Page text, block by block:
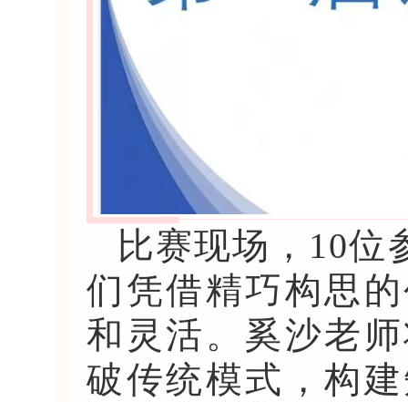
比赛现场，10位
们凭借精巧构思
和灵活。奚沙老
破传统模式，构